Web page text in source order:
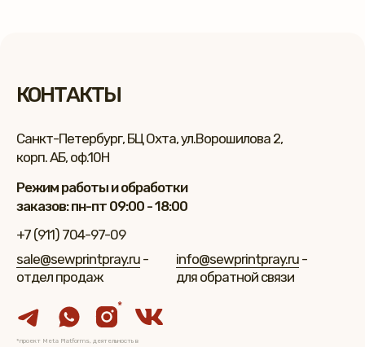
Санкт-Петербург, БЦ Охта, ул.Ворошилова 2,
корп. АБ, оф.10Н
+7 (911) 704-97-09
sale@sewprintpray.ru -
отдел продаж
Режим работы и обработки
заказов: пн-пт 09:00 - 18:00
КОНТАКТЫ
*проект Meta Platforms, деятельность в
*
info@sewprintpray.ru -
для обратной связи